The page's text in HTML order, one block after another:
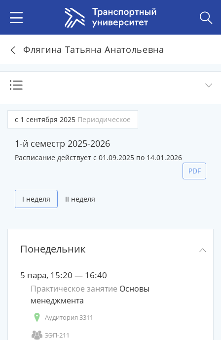
Флягина Татьяна Анатольевна
с 1 сентября 2025 Периодическое
1-й семестр 2025-2026
Расписание действует с 01.09.2025 по 14.01.2026
I неделя II неделя
PDF
Понедельник
5 пара, 15:20 — 16:40
Практическое занятие Основы
менеджмента
Аудитория 3311
ЭЭП-211